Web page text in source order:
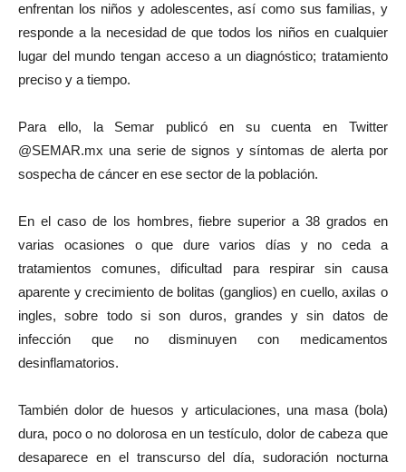
enfrentan los niños y adolescentes, así como sus familias, y
responde a la necesidad de que todos los niños en cualquier
lugar del mundo tengan acceso a un diagnóstico; tratamiento
preciso y a tiempo.
Para ello, la Semar publicó en su cuenta en Twitter
@SEMAR.mx una serie de signos y síntomas de alerta por
sospecha de cáncer en ese sector de la población.
En el caso de los hombres, fiebre superior a 38 grados en
varias ocasiones o que dure varios días y no ceda a
tratamientos comunes, dificultad para respirar sin causa
aparente y crecimiento de bolitas (ganglios) en cuello, axilas o
ingles, sobre todo si son duros, grandes y sin datos de
infección que no disminuyen con medicamentos
desinflamatorios.
También dolor de huesos y articulaciones, una masa (bola)
dura, poco o no dolorosa en un testículo, dolor de cabeza que
desaparece en el transcurso del día, sudoración nocturna